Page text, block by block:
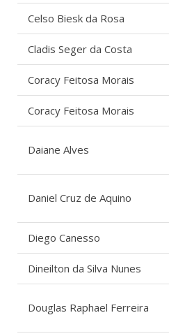
Celso Biesk da Rosa
Cladis Seger da Costa
Coracy Feitosa Morais
Coracy Feitosa Morais
Daiane Alves
Daniel Cruz de Aquino
Diego Canesso
Dineilton da Silva Nunes
Douglas Raphael Ferreira